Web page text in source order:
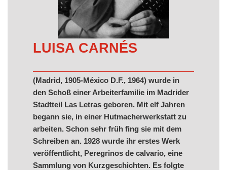
LUISA CARNÉS
(Madrid, 1905-México D.F., 1964) wurde in
den Schoß einer Arbeiterfamilie im Madrider
Stadtteil Las Letras geboren. Mit elf Jahren
begann sie, in einer Hutmacherwerkstatt zu
arbeiten. Schon sehr früh fing sie mit dem
Schreiben an. 1928 wurde ihr erstes Werk
veröffentlicht, Peregrinos de calvario, eine
Sammlung von Kurzgeschichten. Es folgte